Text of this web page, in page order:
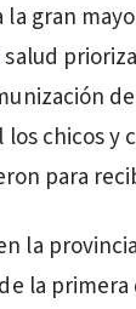
gran
los chicos
para
la
la primera